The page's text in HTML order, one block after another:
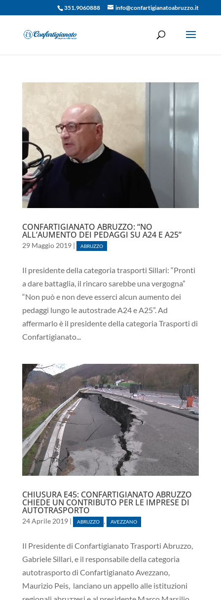
351.9060888 info@confartigianatoabruzzo.it
CONFARTIGIANATO ABRUZZO: “NO
ALL’AUMENTO DEI PEDAGGI SU A24 E A25”
29 Maggio 2019| ABRUZZO
Il presidente della categoria trasporti Sillari: “Pronti
a dare battaglia, il rincaro sarebbe una vergogna”
“Non può e non deve esserci alcun aumento dei
pedaggi lungo le autostrade A24 e A25”. Ad
affermarlo è il presidente della categoria Trasporti di
Confartigianato...
CHIUSURA E45: CONFARTIGIANATO ABRUZZO
CHIEDE UN CONTRIBUTO PER LE IMPRESE DI
AUTOTRASPORTO
24 Aprile 2019| ABRUZZO , AVEZZANO
Il Presidente di Confartigianato Trasporti Abruzzo,
Gabriele Sillari, e il responsabile della categoria
autotrasporto di Confartigianato Avezzano,
Maurizio Peis, lanciano un appello alle istituzioni